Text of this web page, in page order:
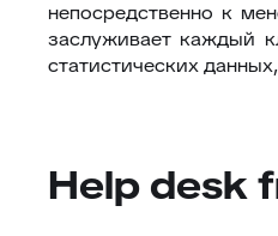
непосредственно к
заслуживает каждый
статистических
Help desk